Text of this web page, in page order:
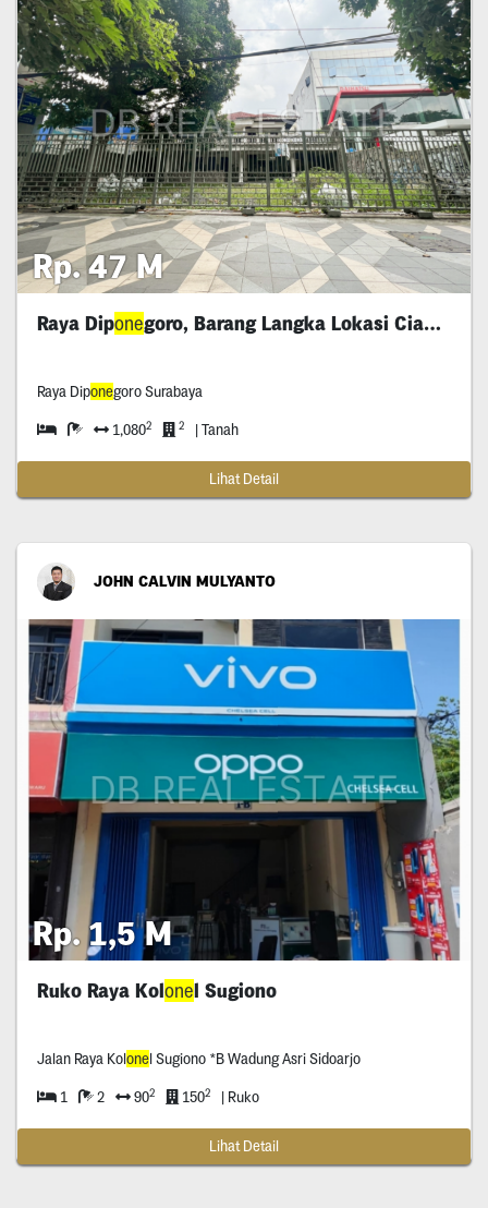
Rp. 47 M
Raya Diponegoro, Barang Langka Lokasi Ciamik!
Raya Diponegoro Surabaya
1,0802 2 | Tanah
Lihat Detail
JOHN CALVIN MULYANTO
Rp. 1,5 M
Ruko Raya Kolonel Sugiono
Jalan Raya Kolonel Sugiono *B Wadung Asri Sidoarjo
1 2 902 1502 | Ruko
Lihat Detail